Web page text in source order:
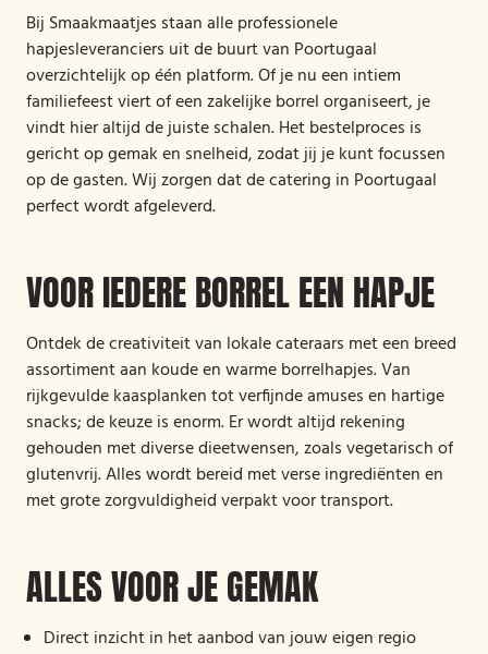
Bij Smaakmaatjes staan alle professionele
hapjesleveranciers uit de buurt van Poortugaal
overzichtelijk op één platform. Of je nu een intiem
familiefeest viert of een zakelijke borrel organiseert, je
vindt hier altijd de juiste schalen. Het bestelproces is
gericht op gemak en snelheid, zodat jij je kunt focussen
op de gasten. Wij zorgen dat de catering in Poortugaal
perfect wordt afgeleverd.
VOOR IEDERE BORREL EEN HAPJE
Ontdek de creativiteit van lokale cateraars met een breed
assortiment aan koude en warme borrelhapjes. Van
rijkgevulde kaasplanken tot verfijnde amuses en hartige
snacks; de keuze is enorm. Er wordt altijd rekening
gehouden met diverse dieetwensen, zoals vegetarisch of
glutenvrij. Alles wordt bereid met verse ingrediënten en
met grote zorgvuldigheid verpakt voor transport.
ALLES VOOR JE GEMAK
Direct inzicht in het aanbod van jouw eigen regio